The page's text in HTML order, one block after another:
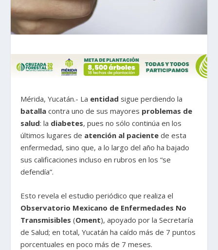
Mérida, Yucatán.- La entidad sigue perdiendo la
batalla contra uno de sus mayores problemas de
salud: la diabetes, pues no sólo continúa en los
últimos lugares de atención al paciente de esta
enfermedad, sino que, a lo largo del año ha bajado
sus calificaciones incluso en rubros en los “se
defendía”.
Esto revela el estudio periódico que realiza el
Observatorio Mexicano de Enfermedades No
Transmisibles (Oment), apoyado por la Secretaría
de Salud; en total, Yucatán ha caído más de 7 puntos
porcentuales en poco más de 7 meses.